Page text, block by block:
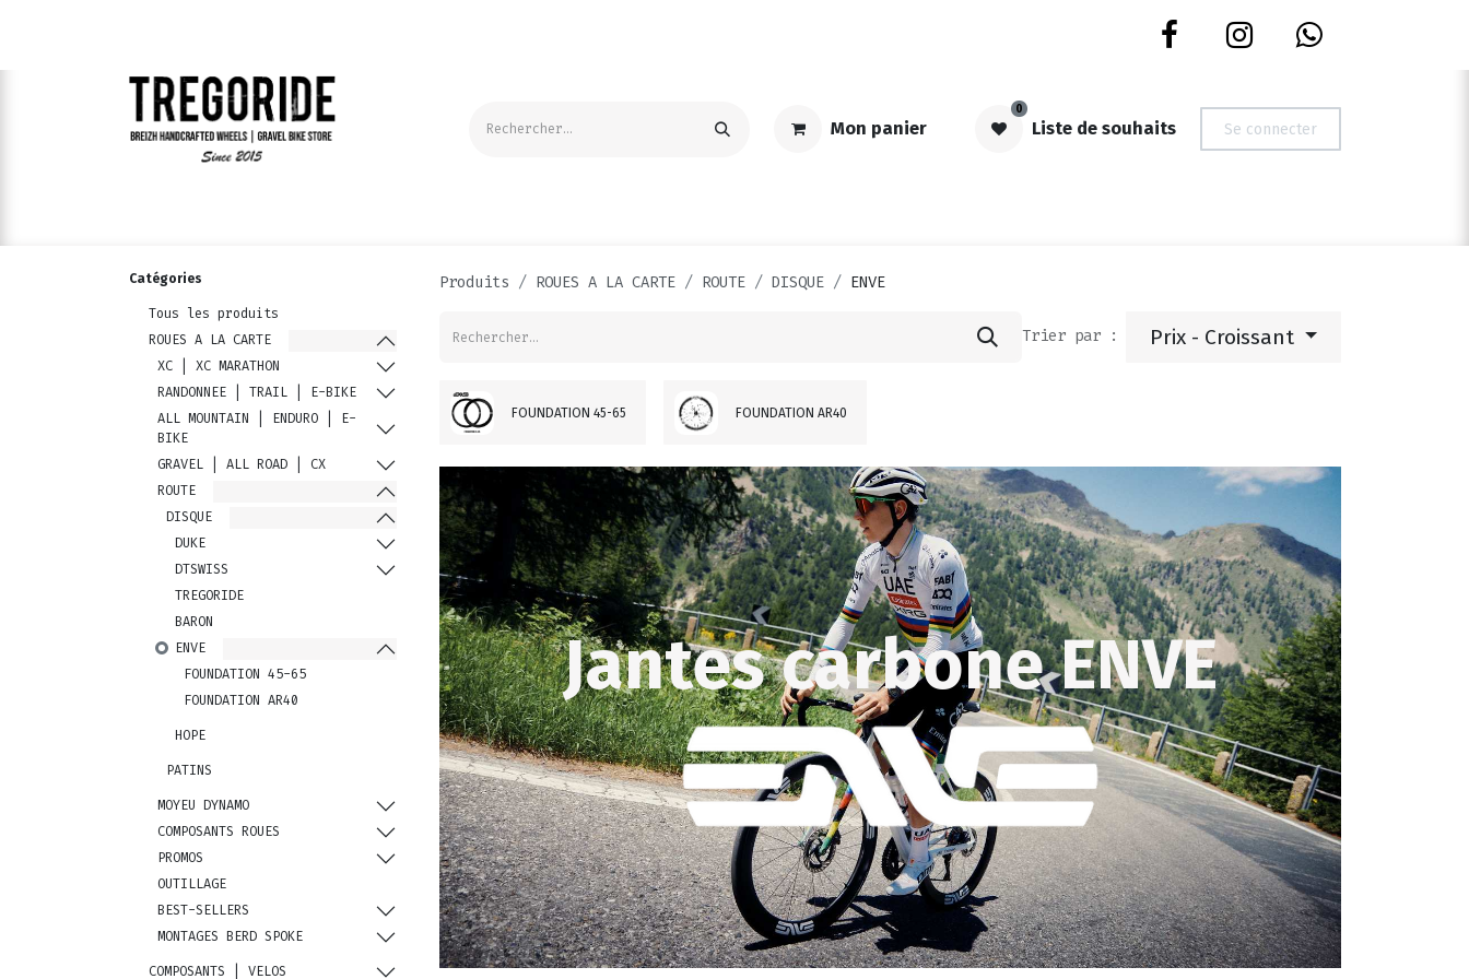
Mon panier
0
Liste de souhaits Se connecter
Catégories
Tous les produits
ROUES A LA CARTE
XC | XC MARATHON
RANDONNEE | TRAIL | E-BIKE
ALL MOUNTAIN | ENDURO | E-
BIKE
GRAVEL | ALL ROAD | CX
ROUTE
DISQUE
DUKE
DTSWISS
TREGORIDE
BARON
ENVE
FOUNDATION 45-65
FOUNDATION AR40
HOPE
PATINS
MOYEU DYNAMO
COMPOSANTS ROUES
PROMOS
OUTILLAGE
BEST-SELLERS
MONTAGES BERD SPOKE
COMPOSANTS | VELOS
Produits ROUES A LA CARTE ROUTE DISQUE ENVE
Trier par : Prix - Croissant
FOUNDATION 45-65 FOUNDATION AR40
Jantes carbone ENVE